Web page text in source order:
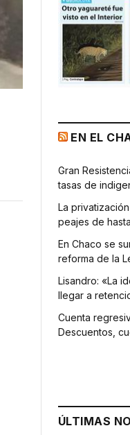
EN EL
Gran
tasas de
La
peajes de
En Chaco se
reforma de la
Lisandro: «La
llegar a
Cuenta
Descuentos,
ÚLTIMAS